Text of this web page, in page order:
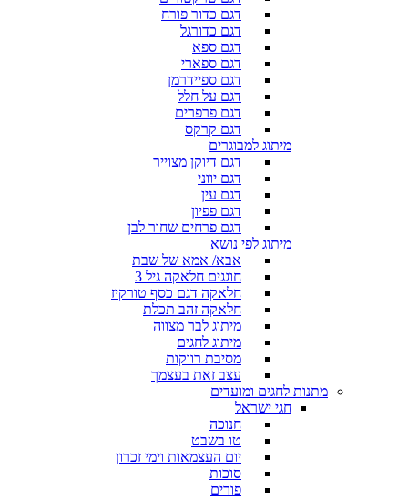
דגם כדור פורח
דגם כדורגל
דגם ספא
דגם ספארי
דגם ספיידרמן
דגם על חלל
דגם פרפרים
דגם קרקס
מיתוג למבוגרים
דגם דיוקן מצוייר
דגם יווני
דגם עין
דגם פפיון
דגם פרחים שחור לבן
מיתוג לפי נושא
אבא/ אמא של שבת
חוגגים חלאקה גיל 3
חלאקה דגם כסף טורקיז
חלאקה זהב תכלת
מיתוג לבר מצווה
מיתוג לחגים
מסיבת רווקות
עצב זאת בעצמך
מתנות לחגים ומועדים
חגי ישראל
חנוכה
טו בשבט
יום העצמאות וימי זכרון
סוכות
פורים